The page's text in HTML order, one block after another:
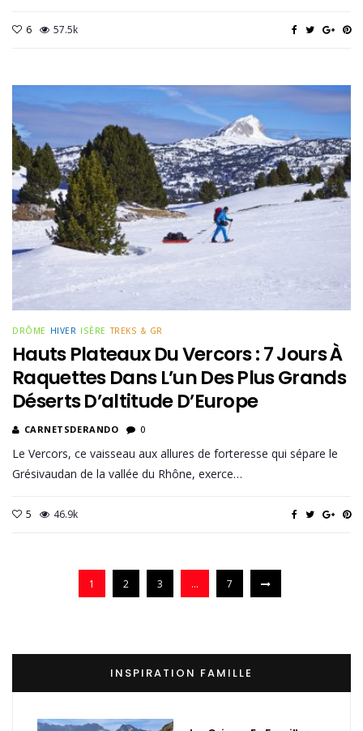
6 57.5k
DRÔME HIVER ISÈRE TREKS & GR
Hauts Plateaux Du Vercors : 7 Jours À
Raquettes Dans L’un Des Plus Grands
Déserts D’altitude D’Europe
CARNETSDERANDO 0
Le Vercors, ce vaisseau aux allures de forteresse qui sépare le
Grésivaudan de la vallée du Rhône, exerce…
5 46.9k
1 2 3 … 7
INSPIRATION FAMILLE